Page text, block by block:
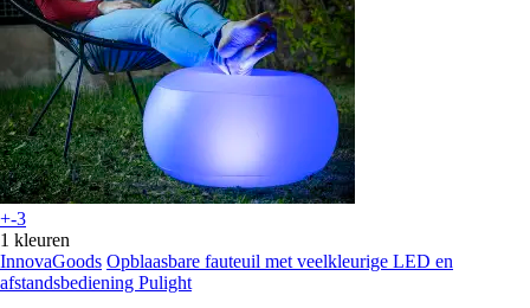
+-3
1 kleuren
InnovaGoods Opblaasbare fauteuil met veelkleurige LED en
afstandsbediening Pulight